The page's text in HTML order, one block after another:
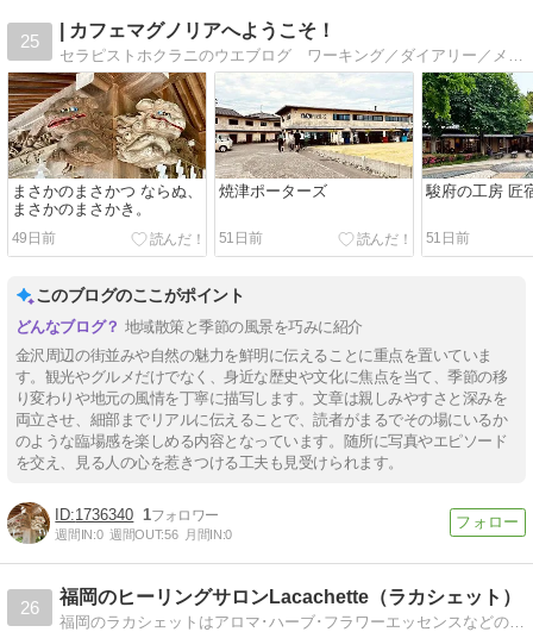
25
| カフェマグノリアへようこそ！
セラピストホクラニのウエブログ ワーキング／ダイアリー／メモリー／コラム／レビュー／ノベル／ファミリー／癒しサロンもくれん／マグノリア／金沢ウォーキング
まさかのまさかつ ならぬ、
まさかのまさかき。
49日前
焼津ポーターズ
51日前
駿府の工房 匠
51日前
このブログのここがポイント
地域散策と季節の風景を巧みに紹介
金沢周辺の街並みや自然の魅力を鮮明に伝えることに重点を置いていま
す。観光やグルメだけでなく、身近な歴史や文化に焦点を当て、季節の移
り変わりや地元の風情を丁寧に描写します。文章は親しみやすさと深みを
両立させ、細部までリアルに伝えることで、読者がまるでその場にいるか
のような臨場感を楽しめる内容となっています。随所に写真やエピソード
を交え、見る人の心を惹きつける工夫も見受けられます。
1736340 1
週間IN:0 週間OUT:56 月間IN:0
26
福岡のヒーリングサロンLacachette（ラカシェット）
福岡のラカシェットはアロマ･ハーブ･フラワーエッセンスなどの植物療法を学んだりヒーリングサロンとして各種セションをご提供しています。